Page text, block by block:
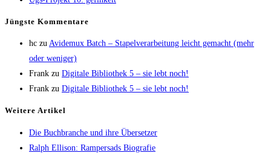
Jüngs­te Kommentare
hc zu Avi­de­mux Batch – Sta­pel­ver­ar­bei­tung leicht gemacht (mehr
oder weniger)
Frank zu Digi­ta­le Biblio­thek 5 – sie lebt noch!
Frank zu Digi­ta­le Biblio­thek 5 – sie lebt noch!
Wei­te­re Artikel
Die Buch­bran­che und ihre Übersetzer
Ralph Elli­son: Ram­pers­ads Biografie